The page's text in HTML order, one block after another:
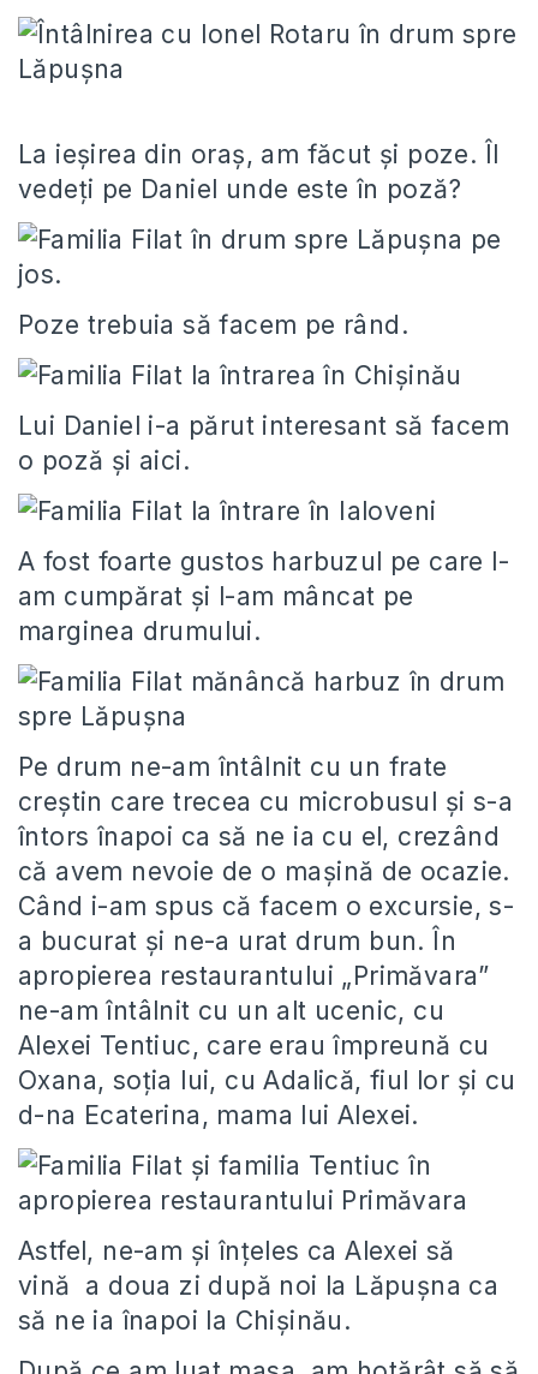
La ieşirea din oraş, am făcut şi poze. Îl
vedeţi pe Daniel unde este în poză?
Poze trebuia să facem pe rând.
Lui Daniel i-a părut interesant să facem
o poză şi aici.
A fost foarte gustos harbuzul pe care l-
am cumpărat şi l-am mâncat pe
marginea drumului.
Pe drum ne-am întâlnit cu un frate
creştin care trecea cu microbusul şi s-a
întors înapoi ca să ne ia cu el, crezând
că avem nevoie de o maşină de ocazie.
Când i-am spus că facem o excursie, s-
a bucurat şi ne-a urat drum bun. În
apropierea restaurantului „Primăvara”
ne-am întâlnit cu un alt ucenic, cu
Alexei Tentiuc, care erau împreună cu
Oxana, soţia lui, cu Adalică, fiul lor şi cu
d-na Ecaterina, mama lui Alexei.
Astfel, ne-am şi înţeles ca Alexei să
vină a doua zi după noi la Lăpuşna ca
să ne ia înapoi la Chişinău.